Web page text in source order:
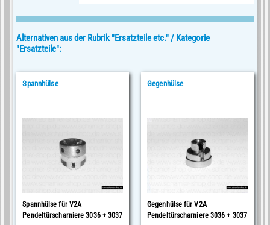
Alternativen aus der Rubrik "Ersatzteile etc." / Kategorie
"Ersatzteile":
Spannhülse
Spannhülse für V2A
Pendeltürscharniere 3036 + 3037
Gegenhülse
Gegenhülse für V2A
Pendeltürscharniere 3036 + 3037